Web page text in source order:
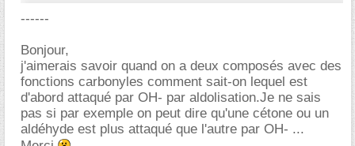
------
Bonjour,
j'aimerais savoir quand on a deux composés avec des
fonctions carbonyles comment sait-on lequel est
d'abord attaqué par OH- par aldolisation.Je ne sais
pas si par exemple on peut dire qu'une cétone ou un
aldéhyde est plus attaqué que l'autre par OH- ...